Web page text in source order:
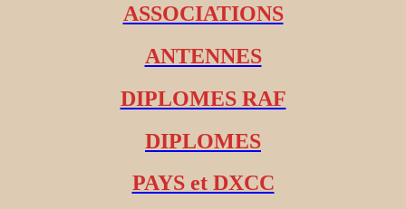
ASSOCIATIONS
ANTENNES
DIPLOMES RAF
DIPLOMES
PAYS et DXCC